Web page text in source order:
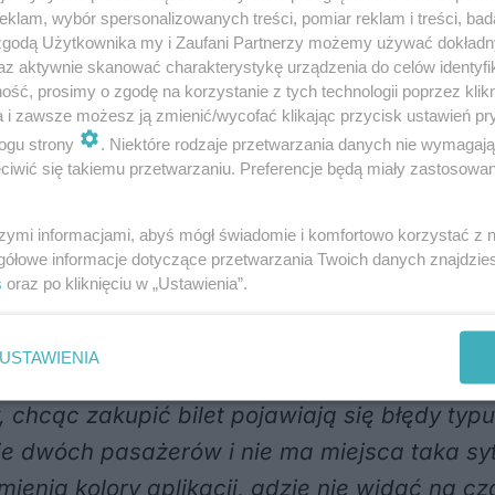
w razie zawieszenia aplikacji nie kupi
robić w razie kontroli? Chyba że ktoś
Albo zawiesza się na ekranie
się wprowadzić numeru pojazdu, a jeśli
na następnym przystanku”.
konta zniknęły pieniądze, ale w
innych opiniach, ten problem nie wystąpił
chcąc zakupić bilet pojawiają się błędy
dwóch pasażerów i nie ma miejsca taka
kolory aplikacji, gdzie nie widać na
wybór spersonalizowanych treści, pomiar reklam i treści,
Użytkownika my i Zaufani Partnerzy możemy używać
aktywnie skanować charakterystykę urządzenia do celów
prosimy o zgodę na korzystanie z tych technologii poprzez
i zawsze możesz ją zmienić/wycofać klikając przycisk ustawień
strony
. Niektóre rodzaje przetwarzania danych nie
się takiemu przetwarzaniu. Preferencje będą miały
informacjami, abyś mógł świadomie i komfortowo korzystać z
informacje dotyczące przetwarzania Twoich danych
oraz po kliknięciu w „Ustawienia”.
USTAWIENIA